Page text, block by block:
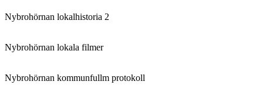
Nybrohörnan lokalhistoria 2
Nybrohörnan lokala filmer
Nybrohörnan kommunfullm protokoll